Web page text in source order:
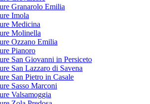
Granarolo Emilia
Imola
Medicina
Molinella
Ozzano Emilia
Pianoro
San Giovanni in Persiceto
San Lazzaro di Savena
San Pietro in Casale
Sasso Marconi
Valsamoggia